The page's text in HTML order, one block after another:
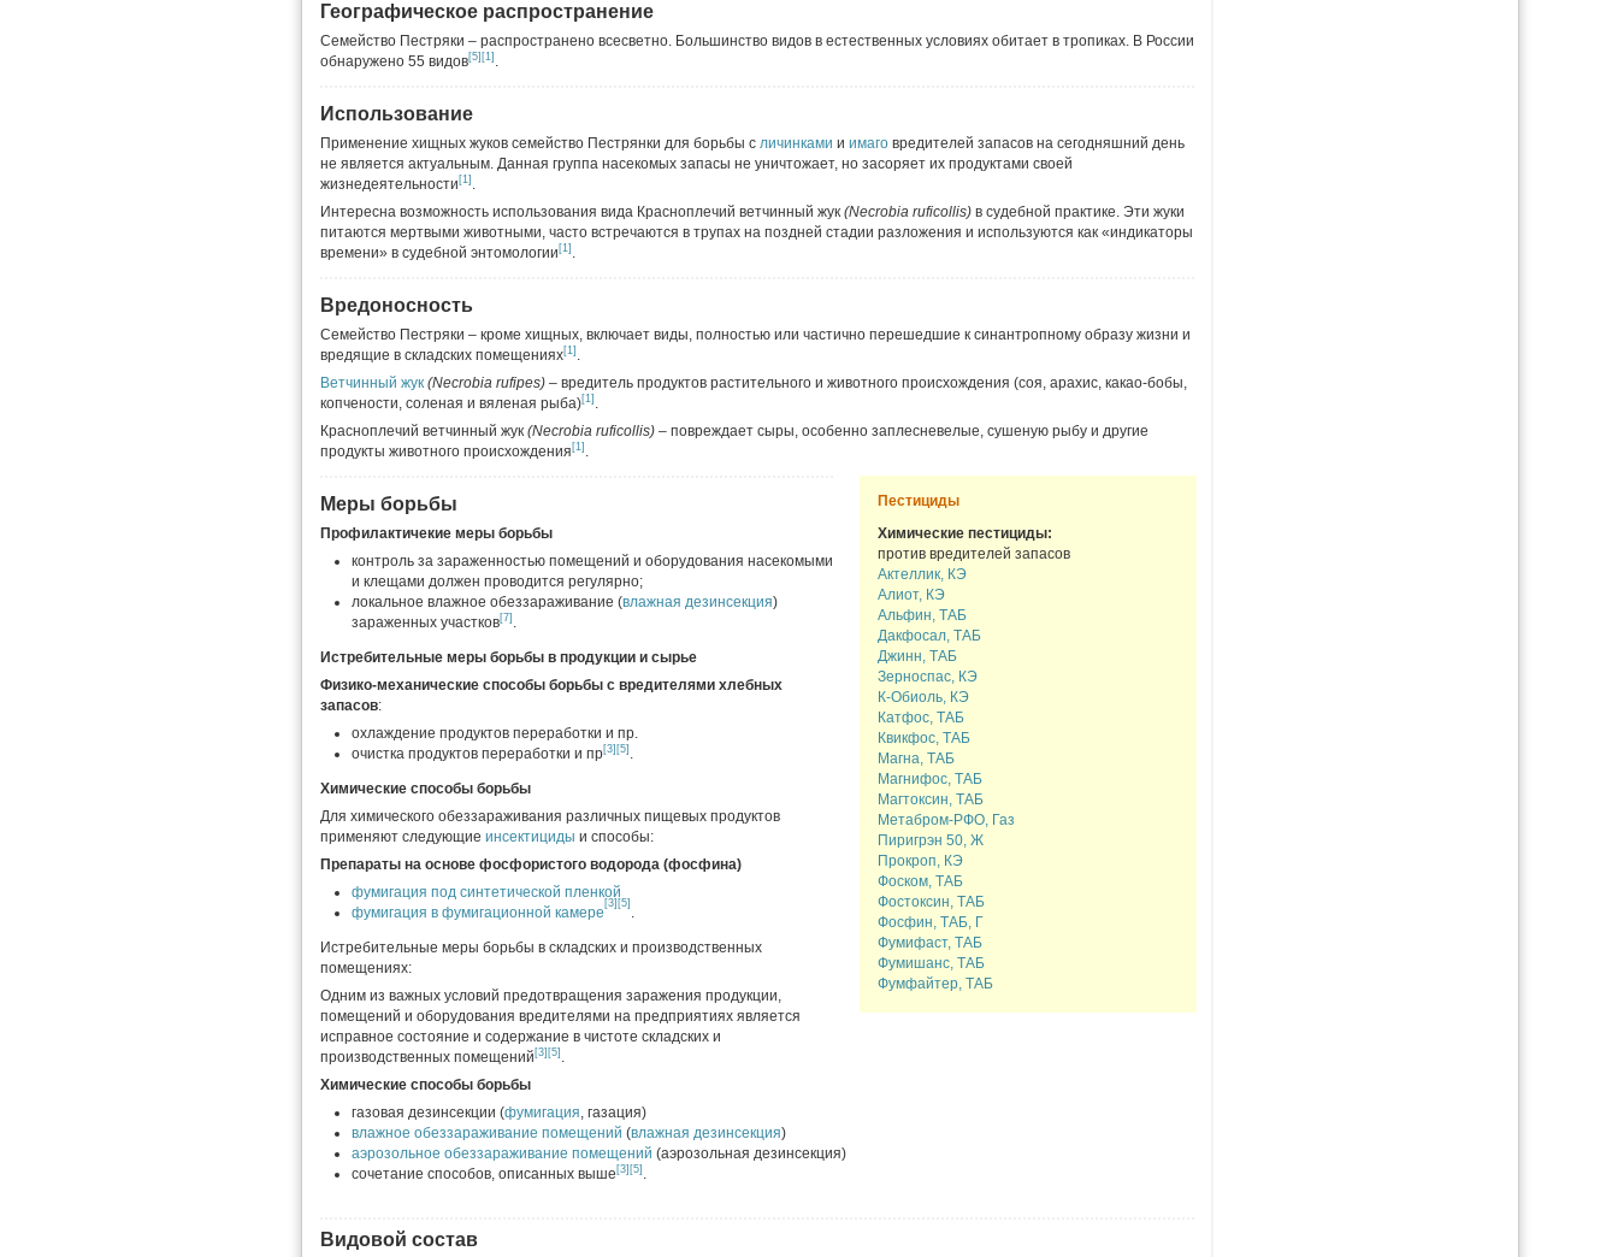
Географическое распространение
Семейство Пестряки – распространено всесветно. Большинство видов в естественных условиях обитает в тропиках. В России
обнаружено 55 видов[5] [1] .
Использование
Применение хищных жуков семейство Пестрянки для борьбы с личинками и имаго вредителей запасов на сегодняшний день
не является актуальным. Данная группа насекомых запасы не уничтожает, но засоряет их продуктами своей
жизнедеятельности [1] .
Интересна возможность использования вида Красноплечий ветчинный жук (Necrobia ruficollis) в судебной практике. Эти жуки
питаются мертвыми животными, часто встречаются в трупах на поздней стадии разложения и используются как «индикаторы
времени» в судебной энтомологии [1] .
Вредоносность
Семейство Пестряки – кроме хищных, включает виды, полностью или частично перешедшие к синантропному образу жизни и
вредящие в складских помещениях[1] .
Ветчинный жук (Necrobia rufipes) – вредитель продуктов растительного и животного происхождения (соя, арахис, какао-бобы,
копчености, соленая и вяленая рыба)[1] .
Красноплечий ветчинный жук (Necrobia ruficollis) – повреждает сыры, особенно заплесневелые, сушеную рыбу и другие
продукты животного происхождения [1] .
Пестициды
Химические пестициды:
против вредителей запасов
Актеллик, КЭ
Алиот, КЭ
Альфин, ТАБ
Дакфосал, ТАБ
Джинн, ТАБ
Зерноспас, КЭ
К-Обиоль, КЭ
Катфос, ТАБ
Квикфос, ТАБ
Магна, ТАБ
Магнифос, ТАБ
Магтоксин, ТАБ
Метабром-РФО, Газ
Пиригрэн 50, Ж
Прокроп, КЭ
Фоском, ТАБ
Фостоксин, ТАБ
Фосфин, ТАБ, Г
Фумифаст, ТАБ
Фумишанс, ТАБ
Фумфайтер, ТАБ
Меры борьбы
Профилактичекие меры борьбы
контроль за зараженностью помещений и оборудования насекомыми
и клещами должен проводится регулярно;
локальное влажное обеззараживание (влажная дезинсекция)
зараженных участков[7] .
Истребительные меры борьбы в продукции и сырье
Физико-механические способы борьбы с вредителями хлебных
запасов:
охлаждение продуктов переработки и пр.
очистка продуктов переработки и пр[3] [5] .
Химические способы борьбы
Для химического обеззараживания различных пищевых продуктов
применяют следующие инсектициды и способы:
Препараты на основе фосфористого водорода (фосфина)
фумигация под синтетической пленкой
фумигация в фумигационной камере
[3] [5]
.
Истребительные меры борьбы в складских и производственных
помещениях:
Одним из важных условий предотвращения заражения продукции,
помещений и оборудования вредителями на предприятиях является
исправное состояние и содержание в чистоте складских и
производственных помещений [3] [5] .
Химические способы борьбы
газовая дезинсекции (фумигация, газация)
влажное обеззараживание помещений (влажная дезинсекция)
аэрозольное обеззараживание помещений (аэрозольная дезинсекция)
сочетание способов, описанных выше [3] [5] .
Видовой состав